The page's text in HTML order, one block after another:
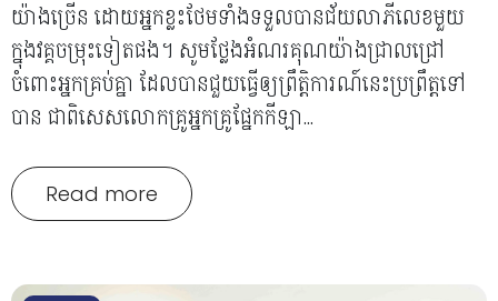
យ៉ាងច្រើន ដោយអ្នកខ្លះថែមទាំងទទួលបានជ័យលាភីលេខមួយ
ក្នុងវគ្គចម្រុះទៀតផង។ សូមថ្លែងអំណរគុណយ៉ាងជ្រាលជ្រៅ
ចំពោះអ្នកគ្រប់គ្នា ដែលបានជួយធ្វើឲ្យព្រឹត្តិការណ៍នេះប្រព្រឹត្តទៅ
បាន ជាពិសេសលោកគ្រូអ្នកគ្រូផ្នែកកីឡា...
Read more